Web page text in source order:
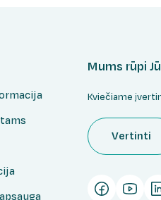
Mums rūpi
Kviečiame
Vertinti